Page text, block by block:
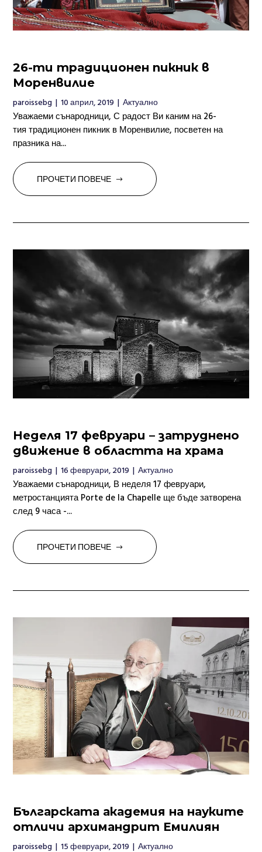
26-ти традиционен пикник в
Моренвилие
paroissebg | 10 април, 2019 | Актуално
Уважаеми сънародници, С радост Ви каним на 26-
тия традиционен пикник в Моренвилие, посветен на
празника на...
ПРОЧЕТИ ПОВЕЧЕ
Неделя 17 февруари – затруднено
движение в областта на храма
paroissebg | 16 февруари, 2019 | Актуално
Уважаеми сънародници, В неделя 17 февруари,
метростанцията Porte de la Chapelle ще бъде затворена
след 9 часа -...
ПРОЧЕТИ ПОВЕЧЕ
Българската академия на науките
отличи архимандрит Емилиян
paroissebg | 15 февруари, 2019 | Актуално